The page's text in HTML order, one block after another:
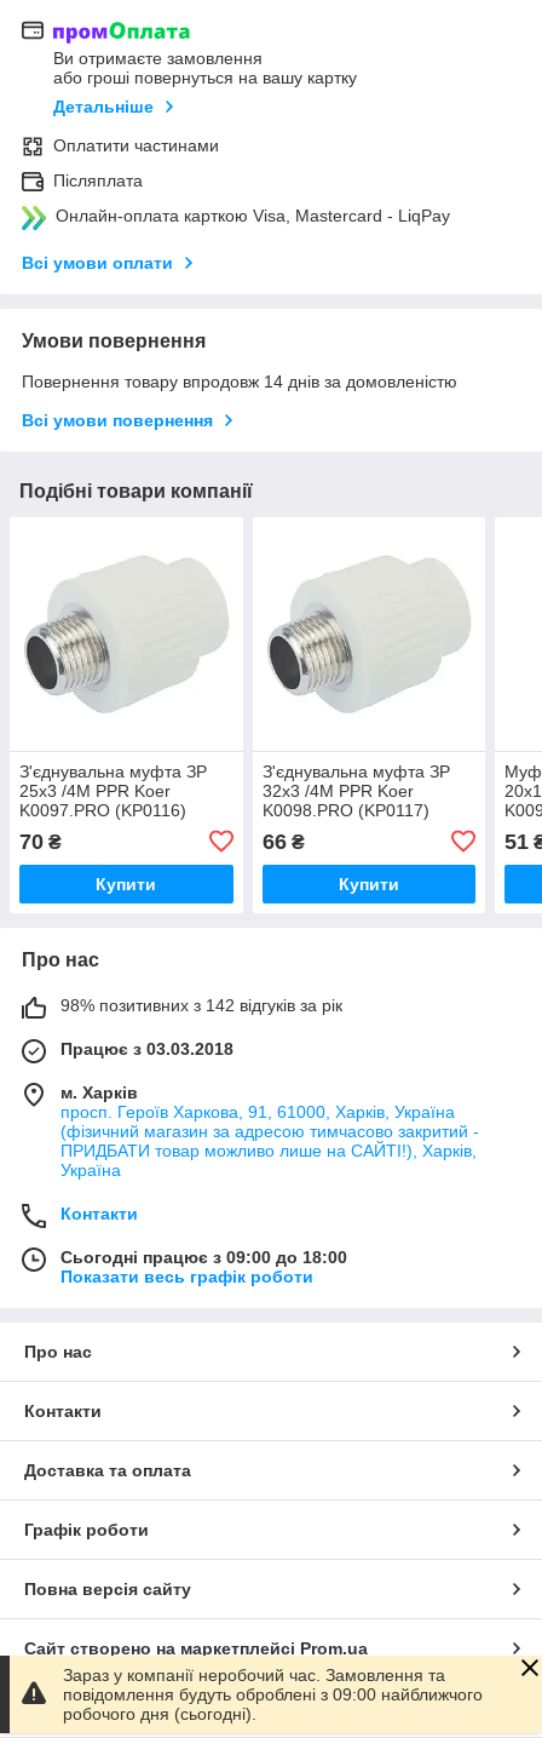
Ви отримаєте замовлення
або гроші повернуться на вашу картку
Детальніше
Оплатити частинами
Післяплата
Онлайн-оплата карткою Visa, Mastercard - LiqPay
Всі умови оплати
Умови повернення
Повернення товару впродовж 14 днів за домовленістю
Всі умови повернення
Подібні товари компанії
З'єднувальна муфта ЗР
25x3 /4M PPR Koer
K0097.PRO (KP0116)
70 ₴
Купити
З'єднувальна муфта ЗР
32x3 /4M PPR Koer
K0098.PRO (KP0117)
66₴
Купити
51
Про нас
98% позитивних з 142 відгуків за рік
Працює з 03.03.2018
м. Харків
просп. Героїв Харкова, 91, 61000, Харків, Україна
(фізичний магазин за адресою тимчасово закритий -
ПРИДБАТИ товар можливо лише на САЙТІ!), Харків,
Україна
Контакти
Сьогодні працює з 09:00 до 18:00
Показати весь графік роботи
Про нас
Контакти
Доставка та оплата
Графік роботи
Повна версія сайту
Сайт створено на маркетплейсі Prom.ua
Політика конфіденційності
Зараз у компанії неробочий час. Замовлення та
повідомлення будуть оброблені з 09:00 найближчого
робочого дня (сьогодні).